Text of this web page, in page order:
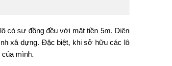
có sự đồng đều với mặt tiền 5m. Diện
xâ dựng. Đặc biệt, khi sở hữu các lô
của mình.